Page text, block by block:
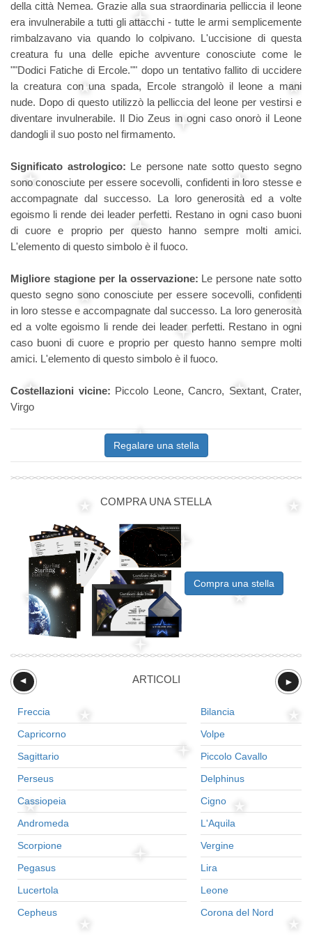
della città Nemea. Grazie alla sua straordinaria pelliccia il leone
era invulnerabile a tutti gli attacchi - tutte le armi semplicemente
rimbalzavano via quando lo colpivano. L'uccisione di questa
creatura fu una delle epiche avventure conosciute come le
""Dodici Fatiche di Ercole."" dopo un tentativo fallito di uccidere
la creatura con una spada, Ercole strangolò il leone a mani
nude. Dopo di questo utilizzò la pelliccia del leone per vestirsi e
diventare invulnerabile. Il Dio Zeus in ogni caso onorò il Leone
dandogli il suo posto nel firmamento.
Significato astrologico: Le persone nate sotto questo segno
sono conosciute per essere socevolli, confidenti in loro stesse e
accompagnate dal successo. La loro generosità ed a volte
egoismo li rende dei leader perfetti. Restano in ogni caso buoni
di cuore e proprio per questo hanno sempre molti amici.
L'elemento di questo simbolo è il fuoco.
Migliore stagione per la osservazione: Le persone nate sotto
questo segno sono conosciute per essere socevolli, confidenti
in loro stesse e accompagnate dal successo. La loro generosità
ed a volte egoismo li rende dei leader perfetti. Restano in ogni
caso buoni di cuore e proprio per questo hanno sempre molti
amici. L'elemento di questo simbolo è il fuoco.
Costellazioni vicine: Piccolo Leone, Cancro, Sextant, Crater,
Virgo
Regalare una stella
COMPRA UNA STELLA
Compra una stella
ARTICOLI ►
►
Freccia
Capricorno
Sagittario
Perseus
Cassiopeia
Andromeda
Scorpione
Pegasus
Lucertola
Cepheus
Bilancia
Volpe
Piccolo Cavallo
Delphinus
Cigno
L'Aquila
Vergine
Lira
Leone
Corona del Nord